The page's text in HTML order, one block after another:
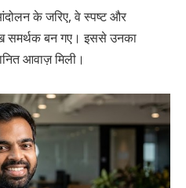
के जरिए, वे स्पष्ट और
समर्थक बन गए। इससे उनका
आवाज़ मिली।